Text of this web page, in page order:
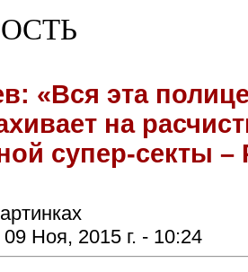
«Вся эта
на
супер-секты
Ноя, 2015 г. - 10:24